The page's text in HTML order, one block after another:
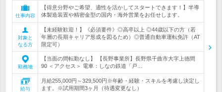
仕事内容
【得意分野やご希望、適性を活かしてスタートできます！】半導
体製造装置や精密金型の国内・海外営業をお任せします。
対象と
なる方
【未経験歓迎！】《必須要件》◎高卒以上 ◎44歳以下の方（若
年層の長期キャリア形成を図るため）◎普通自動車運転免許（AT
限定可）
勤務地
【当面の間転勤なし】 【長野事業所】長野県千曲市大字上徳間
90 ＜アクセス＞ 電車：しなの鉄道「戸…
給与
月給255,000円～329,500円※年齢・経験・スキルを考慮し決定し
ます。※試用期間3ヶ月（待遇変更なし）